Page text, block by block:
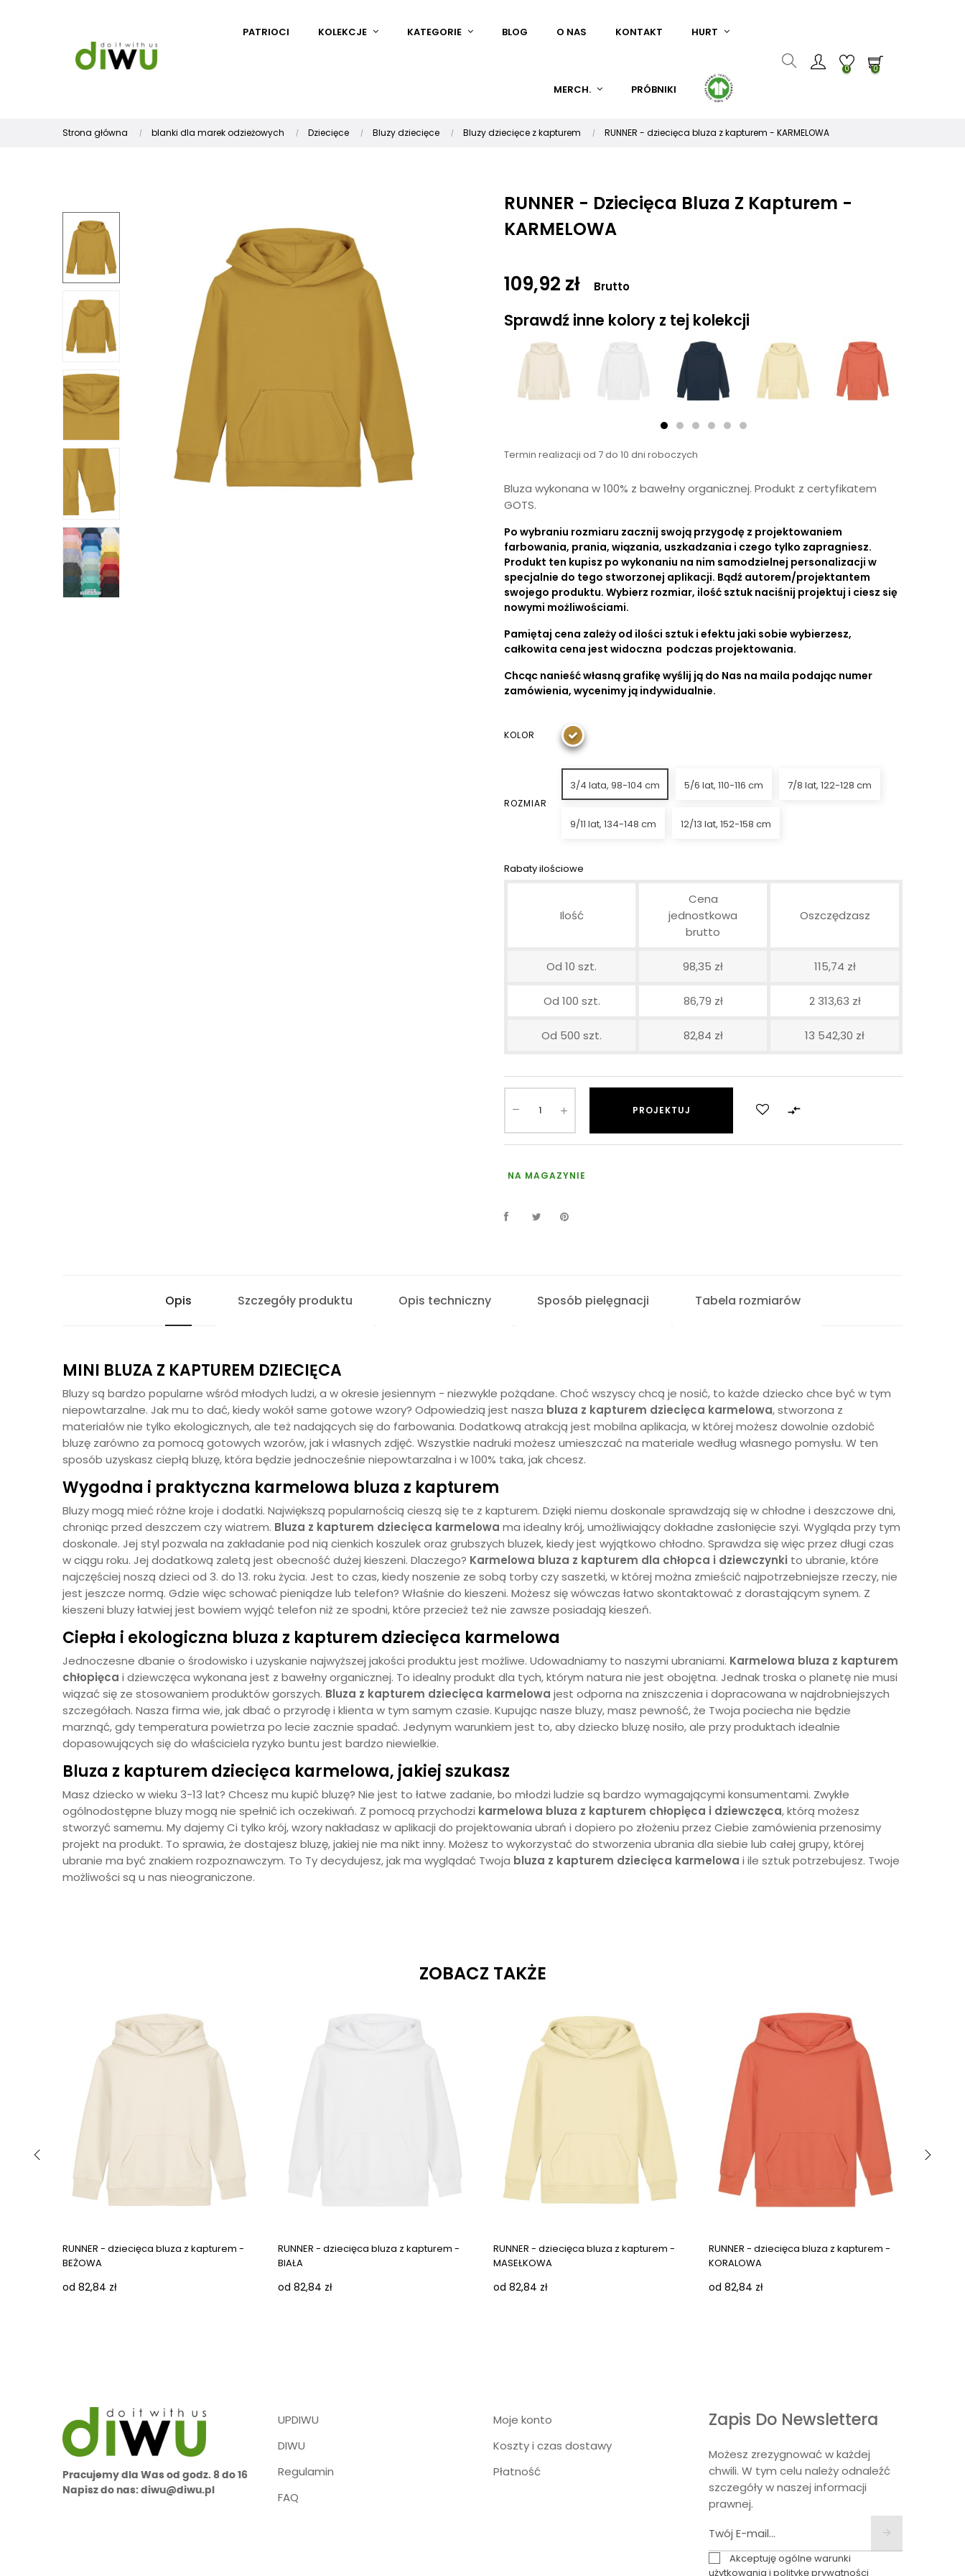
PATRIOCI KOLEKCJE KATEGORIE BLOG O NAS KONTAKT HURT
MERCH. PRÓBNIKI
0 0
Strona główna blanki dla marek odzieżowych Dziecięce Bluzy dziecięce Bluzy dziecięce z kapturem RUNNER - dziecięca bluza z kapturem - KARMELOWA
RUNNER - Dziecięca Bluza Z Kapturem -
KARMELOWA
109,92 zł Brutto
Sprawdź inne kolory z tej kolekcji
Termin realizacji od 7 do 10 dni roboczych
Bluza wykonana w 100% z bawełny organicznej. Produkt z certyfikatem
GOTS.
Po wybraniu rozmiaru zacznij swoją przygodę z projektowaniem
farbowania, prania, wiązania, uszkadzania i czego tylko zapragniesz.
Produkt ten kupisz po wykonaniu na nim samodzielnej personalizacji w
specjalnie do tego stworzonej aplikacji. Bądź autorem/projektantem
swojego produktu. Wybierz rozmiar, ilość sztuk naciśnij projektuj i ciesz się
nowymi możliwościami.
Pamiętaj cena zależy od ilości sztuk i efektu jaki sobie wybierzesz,
całkowita cena jest widoczna podczas projektowania.
Chcąc nanieść własną grafikę wyślij ją do Nas na maila podając numer
zamówienia, wycenimy ją indywidualnie.
KOLOR
ROZMIAR
3/4 lata, 98-104 cm 5/6 lat, 110-116 cm 7/8 lat, 122-128 cm
9/11 lat, 134-148 cm 12/13 lat, 152-158 cm
Rabaty ilościowe
Ilość
Cena
jednostkowa
brutto
Oszczędzasz
Od 10 szt. 98,35 zł 115,74 zł
Od 100 szt. 86,79 zł 2 313,63 zł
Od 500 szt. 82,84 zł 13 542,30 zł
PROJEKTUJ 
NA MAGAZYNIE
Opis Szczegóły produktu Opis techniczny Sposób pielęgnacji Tabela rozmiarów
MINI BLUZA Z KAPTUREM DZIECIĘCA
Bluzy są bardzo popularne wśród młodych ludzi, a w okresie jesiennym - niezwykle pożądane. Choć wszyscy chcą je nosić, to każde dziecko chce być w tym
niepowtarzalne. Jak mu to dać, kiedy wokół same gotowe wzory? Odpowiedzią jest nasza bluza z kapturem dziecięca karmelowa, stworzona z
materiałów nie tylko ekologicznych, ale też nadających się do farbowania. Dodatkową atrakcją jest mobilna aplikacja, w której możesz dowolnie ozdobić
bluzę zarówno za pomocą gotowych wzorów, jak i własnych zdjęć. Wszystkie nadruki możesz umieszczać na materiale według własnego pomysłu. W ten
sposób uzyskasz ciepłą bluzę, która będzie jednocześnie niepowtarzalna i w 100% taka, jak chcesz.
Wygodna i praktyczna karmelowa bluza z kapturem
Bluzy mogą mieć różne kroje i dodatki. Największą popularnością cieszą się te z kapturem. Dzięki niemu doskonale sprawdzają się w chłodne i deszczowe dni,
chroniąc przed deszczem czy wiatrem. Bluza z kapturem dziecięca karmelowa ma idealny krój, umożliwiający dokładne zasłonięcie szyi. Wygląda przy tym
doskonale. Jej styl pozwala na zakładanie pod nią cienkich koszulek oraz grubszych bluzek, kiedy jest wyjątkowo chłodno. Sprawdza się więc przez długi czas
w ciągu roku. Jej dodatkową zaletą jest obecność dużej kieszeni. Dlaczego? Karmelowa bluza z kapturem dla chłopca i dziewczynki to ubranie, które
najczęściej noszą dzieci od 3. do 13. roku życia. Jest to czas, kiedy noszenie ze sobą torby czy saszetki, w której można zmieścić najpotrzebniejsze rzeczy, nie
jest jeszcze normą. Gdzie więc schować pieniądze lub telefon? Właśnie do kieszeni. Możesz się wówczas łatwo skontaktować z dorastającym synem. Z
kieszeni bluzy łatwiej jest bowiem wyjąć telefon niż ze spodni, które przecież też nie zawsze posiadają kieszeń.
Ciepła i ekologiczna bluza z kapturem dziecięca karmelowa
Jednoczesne dbanie o środowisko i uzyskanie najwyższej jakości produktu jest możliwe. Udowadniamy to naszymi ubraniami. Karmelowa bluza z kapturem
chłopięca i dziewczęca wykonana jest z bawełny organicznej. To idealny produkt dla tych, którym natura nie jest obojętna. Jednak troska o planetę nie musi
wiązać się ze stosowaniem produktów gorszych. Bluza z kapturem dziecięca karmelowa jest odporna na zniszczenia i dopracowana w najdrobniejszych
szczegółach. Nasza firma wie, jak dbać o przyrodę i klienta w tym samym czasie. Kupując nasze bluzy, masz pewność, że Twoja pociecha nie będzie
marznąć, gdy temperatura powietrza po lecie zacznie spadać. Jedynym warunkiem jest to, aby dziecko bluzę nosiło, ale przy produktach idealnie
dopasowujących się do właściciela ryzyko buntu jest bardzo niewielkie.
Bluza z kapturem dziecięca karmelowa, jakiej szukasz
Masz dziecko w wieku 3-13 lat? Chcesz mu kupić bluzę? Nie jest to łatwe zadanie, bo młodzi ludzie są bardzo wymagającymi konsumentami. Zwykłe
ogólnodostępne bluzy mogą nie spełnić ich oczekiwań. Z pomocą przychodzi karmelowa bluza z kapturem chłopięca i dziewczęca, którą możesz
stworzyć samemu. My dajemy Ci tylko krój, wzory nakładasz w aplikacji do projektowania ubrań i dopiero po złożeniu przez Ciebie zamówienia przenosimy
projekt na produkt. To sprawia, że dostajesz bluzę, jakiej nie ma nikt inny. Możesz to wykorzystać do stworzenia ubrania dla siebie lub całej grupy, której
ubranie ma być znakiem rozpoznawczym. To Ty decydujesz, jak ma wyglądać Twoja bluza z kapturem dziecięca karmelowa i ile sztuk potrzebujesz. Twoje
możliwości są u nas nieograniczone.
ZOBACZ TAKŻE
RUNNER - dziecięca bluza z kapturem -
BEŻOWA
od 82,84 zł
RUNNER - dziecięca bluza z kapturem -
BIAŁA
od 82,84 zł
Next images
RUNNER - dziecięca bluza z kapturem -
MASEŁKOWA
od 82,84 zł
Next images
RUNNER - dziecięca bluza z kapturem -
KORALOWA
od 82,84 zł
Pracujemy dla Was od godz. 8 do 16
Napisz do nas: diwu@diwu.pl
UPDIWU
DIWU
Regulamin
FAQ
Moje konto
Koszty i czas dostawy
Płatność
Zapis Do Newslettera
Możesz zrezygnować w każdej
chwili. W tym celu należy odnaleźć
szczegóły w naszej informacji
prawnej.
Akceptuję ogólne warunki
użytkowania i politykę prywatności